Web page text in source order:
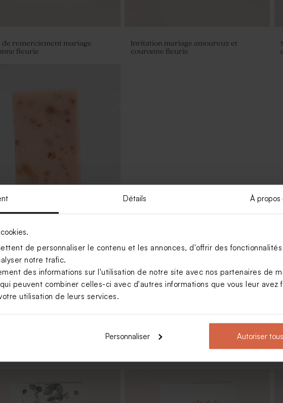
Détails À propos
de personnaliser le contenu et les annonces, d'offrir des
notre trafic.
des informations sur l'utilisation de notre site avec nos partenaires de
peuvent combiner celles-ci avec d'autres informations que vous leur avez
utilisation de leurs services.
Personnaliser Autoriser
de remerciement mariage
fleurie
Invitation mariage amoureux et
couronne fleurie
Voir +